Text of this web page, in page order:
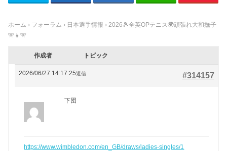
ホーム › フォーラム › 日本選手情報 › 2026🎾全英OPテニス🌍頑張れ大和撫子
🎌👧🎌
作成者 トピック
2026/06/27 14:17:25 #314157
返信
下団
https://www.wimbledon.com/en_GB/draws/ladies-singles/1